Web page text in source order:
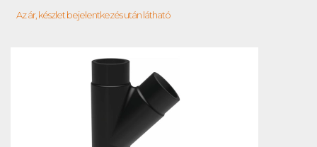
Az ár, készlet bejelentkezés után látható